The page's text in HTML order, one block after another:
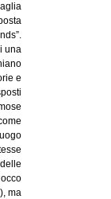
una
e
ma